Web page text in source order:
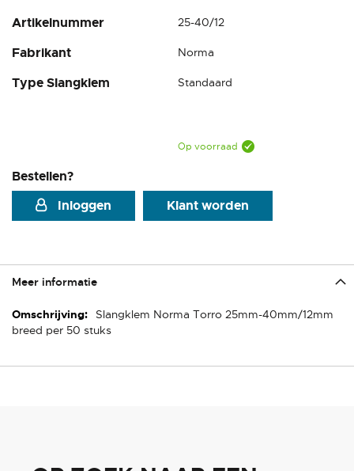
Artikelnummer 25-40/12
Fabrikant Norma
Type Slangklem Standaard
Op voorraad
Bestellen?
Inloggen
Klant worden
van
afbeeldingen-
Meer informatie
Meer
informatie
Slangklem Norma Torro 25mm-40mm/12mm
breed per 50 stuks